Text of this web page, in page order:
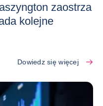
zaostrza
kolejne
Dowiedz się więcej